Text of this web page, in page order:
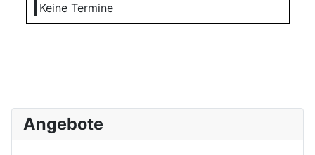
Keine Termine
Angebote